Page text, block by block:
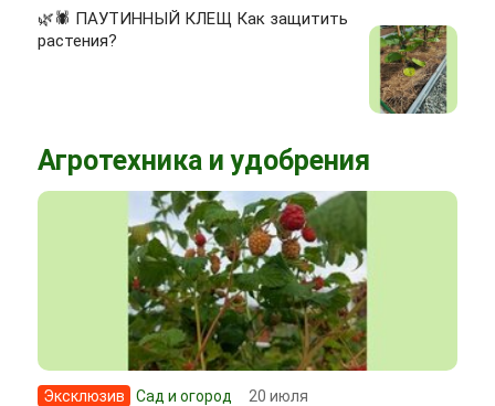
🌿🕷 ПАУТИННЫЙ КЛЕЩ Как защитить
растения?
Агротехника и удобрения
Эксклюзив Сад и огород 20 июля